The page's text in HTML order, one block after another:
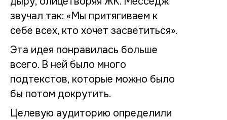
звучал так: «Мы притягиваем к
себе всех, кто хочет засветиться».
Эта идея понравилась больше
всего. В ней было много
подтекстов, которые можно было
бы потом докрутить.
Целевую аудиторию определили